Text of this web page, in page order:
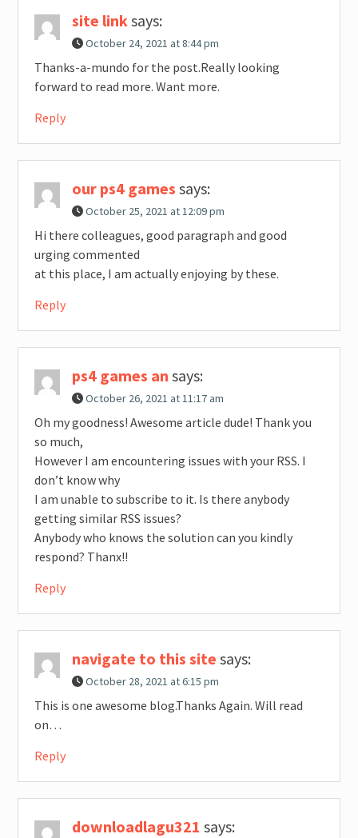
site linksays:
October 24, 2021 at 8:44 pm
Thanks-a-mundo for the post.Really looking
forward to read more. Want more.
Reply
our ps4 games says:
October 25, 2021 at 12:09 pm
Hi there colleagues, good paragraph and good
urging commented
at this place, I am actually enjoying by these.
Reply
ps4 games an says:
October 26, 2021 at 11:17 am
Oh my goodness! Awesome article dude! Thank you
so much,
However I am encountering issues with your RSS. I
don’t know why
I am unable to subscribe to it. Is there anybody
getting similar RSS issues?
Anybody who knows the solution can you kindly
respond? Thanx!!
Reply
navigate to this site says:
October 28, 2021 at 6:15 pm
This is one awesome blog.Thanks Again. Will read
on…
Reply
downloadlagu321 says: